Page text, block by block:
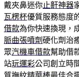
戴夾鼻迷你止鼾神器
瓦楞杯優質服務態度
借款為你快速換現，
脈曲張噴劑硬化劑治
眾汽機車借款幫助借
站玩運彩公司創立時
質撫紋精華棒最佳合